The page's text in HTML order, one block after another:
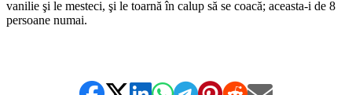
vanilie şi le mesteci, şi le toarnă în calup să se coacă; aceasta-i de 8
persoane numai.